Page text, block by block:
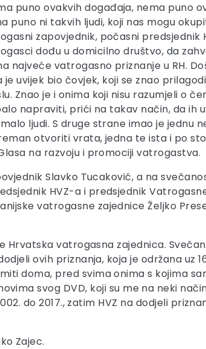
puno ovakvih događaja, nema puno
puno ni takvih ljudi, koji nas mogu
zapovjednik, počasni predsjednik
dođu u domicilno društvo, da
najveće vatrogasno priznanje u RH.
je uvijek bio čovjek, koji se znao
Znao je i onima koji nisu razumjeli o
napraviti, prići na takav način, da ih
ljudi. S druge strane imao je jednu
otvoriti vrata, jedna te ista i po
na razvoju i promociji vatrogastva.
Slavko Tucaković, a na
HVZ-a i predsjednik
vatrogasne zajednice Željko
Hrvatska vatrogasna zajednica.
ovih priznanja, koja je održana uz
doma, pred svima onima s kojima
svog DVD, koji su me na neki
do 2017., zatim HVZ na dodjeli
Zajec.